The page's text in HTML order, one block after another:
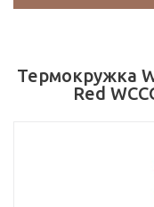
Термокружка
Red